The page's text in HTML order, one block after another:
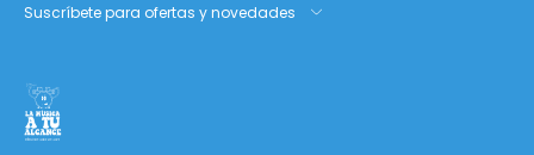
Suscríbete para ofertas y novedades